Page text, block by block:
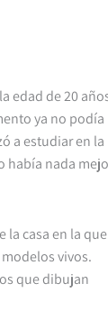
edad de 20
ya no podía
a estudiar en la
había nada
la casa en la que
vivos.
que dibujan